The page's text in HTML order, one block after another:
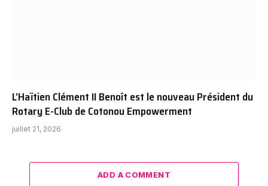
L’Haïtien Clément II Benoît est le nouveau Président du
Rotary E-Club de Cotonou Empowerment
juillet 21, 2026
ADD A COMMENT